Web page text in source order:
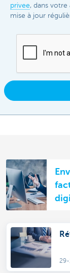
privee, dans
mise à jour
29-